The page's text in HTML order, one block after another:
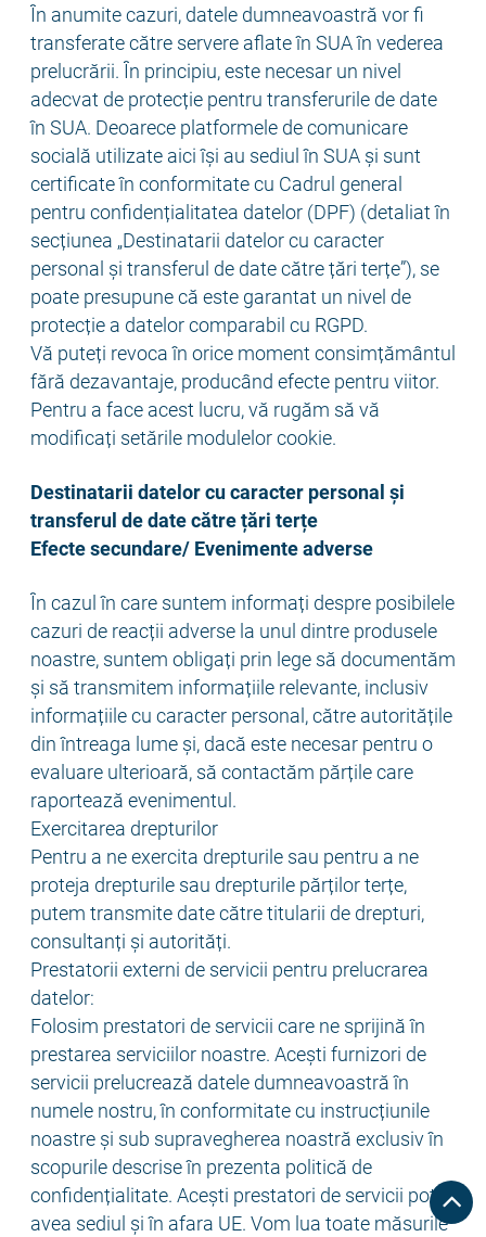
În anumite cazuri, datele dumneavoastră vor fi
transferate către servere aflate în SUA în vederea
prelucrării. În principiu, este necesar un nivel
adecvat de protecție pentru transferurile de date
în SUA. Deoarece platformele de comunicare
socială utilizate aici își au sediul în SUA și sunt
certificate în conformitate cu Cadrul general
pentru confidențialitatea datelor (DPF) (detaliat în
secțiunea „Destinatarii datelor cu caracter
personal și transferul de date către țări terțe”), se
poate presupune că este garantat un nivel de
protecție a datelor comparabil cu RGPD.
Vă puteți revoca în orice moment consimțământul
fără dezavantaje, producând efecte pentru viitor.
Pentru a face acest lucru, vă rugăm să vă
modificați setările modulelor cookie.
Destinatarii datelor cu caracter personal și
transferul de date către țări terțe
Efecte secundare/ Evenimente adverse
În cazul în care suntem informați despre posibilele
cazuri de reacții adverse la unul dintre produsele
noastre, suntem obligați prin lege să documentăm
și să transmitem informațiile relevante, inclusiv
informațiile cu caracter personal, către autoritățile
din întreaga lume și, dacă este necesar pentru o
evaluare ulterioară, să contactăm părțile care
raportează evenimentul.
Exercitarea drepturilor
Pentru a ne exercita drepturile sau pentru a ne
proteja drepturile sau drepturile părților terțe,
putem transmite date către titularii de drepturi,
consultanți și autorități.
Prestatorii externi de servicii pentru prelucrarea
datelor:
Folosim prestatori de servicii care ne sprijină în
prestarea serviciilor noastre. Acești furnizori de
servicii prelucrează datele dumneavoastră în
numele nostru, în conformitate cu instrucțiunile
noastre și sub supravegherea noastră exclusiv în
scopurile descrise în prezenta politică de
confidențialitate. Acești prestatori de servicii pot
avea sediul și în afara UE. Vom lua toate măsurile